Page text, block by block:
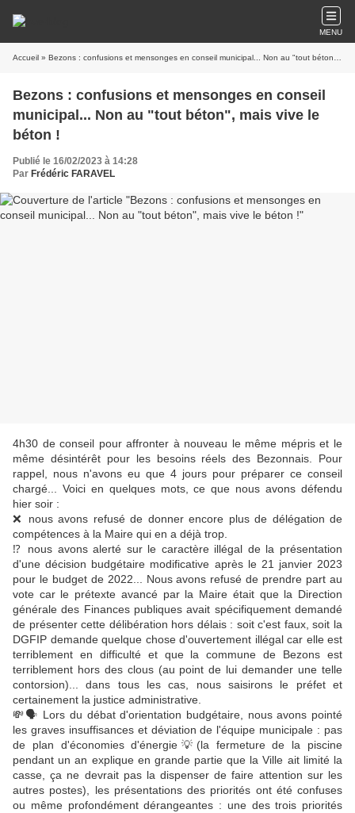
MENU
Accueil » Bezons : confusions et mensonges en conseil municipal... Non au "tout béton", mais vive le béton !
Bezons : confusions et mensonges en conseil
municipal... Non au "tout béton", mais vive le
béton !
Publié le 16/02/2023 à 14:28
Par Frédéric FARAVEL
4h30 de conseil pour affronter à nouveau le même mépris et le
même désintérêt pour les besoins réels des Bezonnais. Pour
rappel, nous n'avons eu que 4 jours pour préparer ce conseil
chargé... Voici en quelques mots, ce que nous avons défendu
hier soir :
❌
nous avons refusé de donner encore plus de délégation de
compétences à la Maire qui en a déjà trop.
⁉️
nous avons alerté sur le caractère illégal de la présentation
d'une décision budgétaire modificative après le 21 janvier 2023
pour le budget de 2022... Nous avons refusé de prendre part au
vote car le prétexte avancé par la Maire était que la Direction
générale des Finances publiques avait spécifiquement demandé
de présenter cette délibération hors délais : soit c'est faux, soit la
DGFIP demande quelque chose d'ouvertement illégal car elle est
terriblement en difficulté et que la commune de Bezons est
terriblement hors des clous (au point de lui demander une telle
contorsion)... dans tous les cas, nous saisirons le préfet et
certainement la justice administrative.
💸🗣 Lors du débat d'orientation budgétaire, nous avons pointé
les graves insuffisances et déviation de l'équipe municipale : pas
de plan d'économies d'énergie 💡 (la fermeture de la piscine
pendant un an explique en grande partie que la Ville ait limité la
casse, ça ne devrait pas la dispenser de faire attention sur les
autres postes), les présentations des priorités ont été confuses
ou même profondément dérangeantes : une des trois priorités